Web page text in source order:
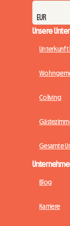
Unsere
Unterkunft
Coliving
Gesamte
Blog
Karriere